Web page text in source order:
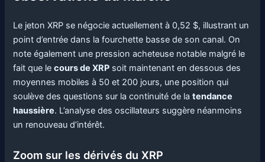
Le jeton XRP se négocie actuellement à 0,52 $, illustrant un
point d’entrée dans la fourchette basse de son canal. On
note également une pression acheteuse notable malgré le
fait que lecours de XRP soit maintenant en dessous des
moyennes mobiles à 50 et 200 jours, une position qui
soulève des questions sur la continuité de latendance
haussière. L’analyse des oscillateurs suggère néanmoins
un renouveau d’intérêt.
Zoom sur les dérivés du XRP